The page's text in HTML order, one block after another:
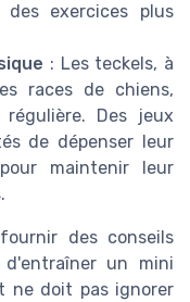
exercices plus
: Les teckels, à
races de chiens,
Des jeux
de dépenser leur
maintenir leur
des conseils
un mini
ne doit pas ignorer